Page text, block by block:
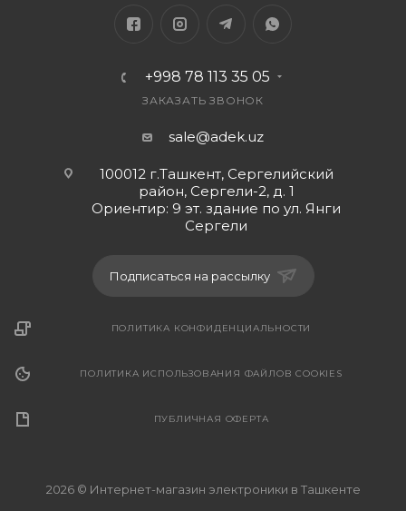
+998 78 113 35 05
ЗАКАЗАТЬ ЗВОНОК
sale@adek.uz
100012 г.Ташкент, Сергелийский
район, Сергели-2, д. 1
Ориентир: 9 эт. здание по ул. Янги
Сергели
Подписаться на рассылку
ПОЛИТИКА КОНФИДЕНЦИАЛЬНОСТИ
ПОЛИТИКА ИСПОЛЬЗОВАНИЯ ФАЙЛОВ COOKIES
ПУБЛИЧНАЯ ОФЕРТА
2026 © Интернет-магазин электроники в Ташкенте